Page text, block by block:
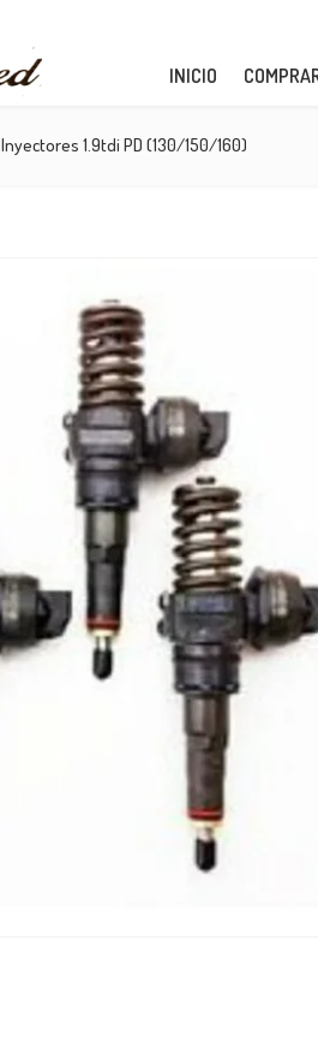
INICIO
Inyectores 1.9tdi PD (130/150/160)